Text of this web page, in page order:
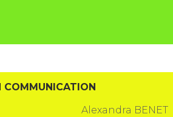
COMMUNICATION
Alexandra BENET